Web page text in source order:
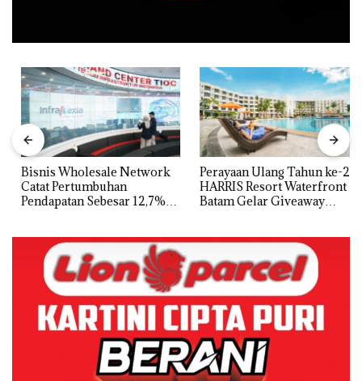
Bisnis Wholesale Network
Catat Pertumbuhan
Pendapatan Sebesar 12,7%
Perayaan Ulang Tahun ke-24
HARRIS Resort Waterfront
Batam Gelar Giveaway